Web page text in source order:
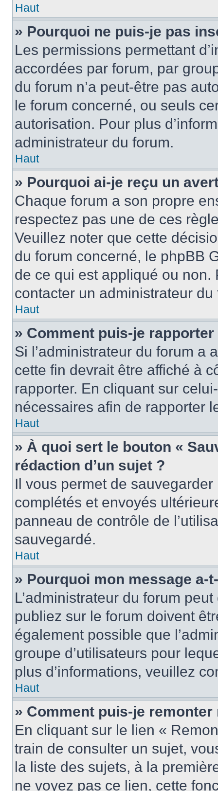
Haut
» Pourquoi ne puis-je pas
Les permissions permettant
accordées par forum, par
du forum n’a peut-être pas
le forum concerné, ou seuls
autorisation. Pour plus
administrateur du forum.
Haut
» Pourquoi ai-je reçu un
Chaque forum a son propre
respectez pas une de ces
Veuillez noter que cette
du forum concerné, le phpBB
de ce qui est appliqué ou non.
contacter un administrateur du
Haut
» Comment puis-je
Si l’administrateur du forum a
cette fin devrait être affiché à
rapporter. En cliquant sur
nécessaires afin de rapporter
Haut
» À quoi sert le bouton «
rédaction d’un sujet ?
Il vous permet de
complétés et envoyés
panneau de contrôle de
sauvegardé.
Haut
» Pourquoi mon message a-
L’administrateur du forum
publiez sur le forum doivent
également possible que
groupe d’utilisateurs pour
plus d’informations, veuillez
Haut
» Comment puis-je
En cliquant sur le lien «
train de consulter un sujet,
la liste des sujets, à la
ne voyez pas ce lien, cette